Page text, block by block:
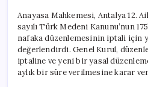
Anayasa Mahkemesi, Antalya 12.
sayılı Türk Medeni Kanunu’nun
nafaka düzenlemesinin iptali için
değerlendirdi. Genel Kurul,
iptaline ve yeni bir yasal
aylık bir süre verilmesine karar